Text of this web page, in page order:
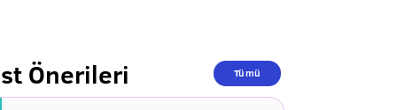
Önerileri Tümü